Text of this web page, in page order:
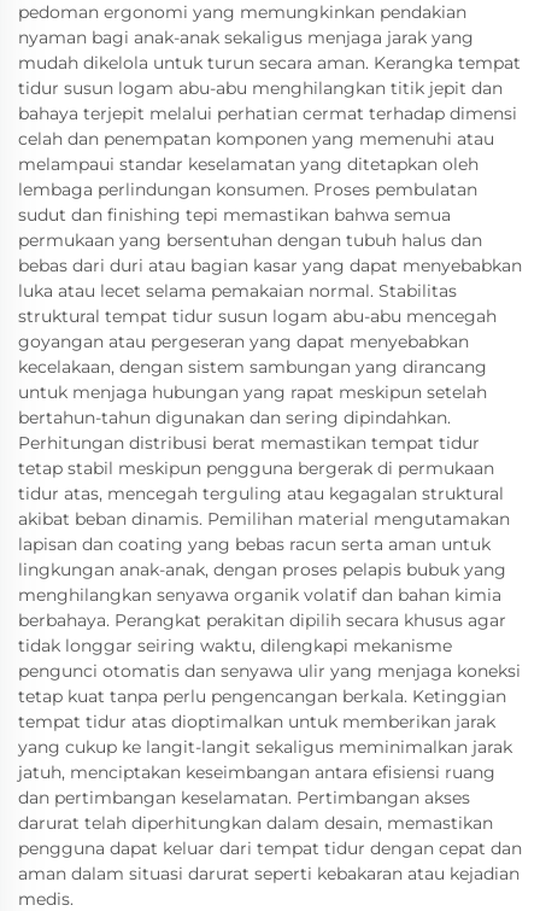
pedoman ergonomi yang memungkinkan pendakian
nyaman bagi anak-anak sekaligus menjaga jarak yang
mudah dikelola untuk turun secara aman. Kerangka tempat
tidur susun logam abu-abu menghilangkan titik jepit dan
bahaya terjepit melalui perhatian cermat terhadap dimensi
celah dan penempatan komponen yang memenuhi atau
melampaui standar keselamatan yang ditetapkan oleh
lembaga perlindungan konsumen. Proses pembulatan
sudut dan finishing tepi memastikan bahwa semua
permukaan yang bersentuhan dengan tubuh halus dan
bebas dari duri atau bagian kasar yang dapat menyebabkan
luka atau lecet selama pemakaian normal. Stabilitas
struktural tempat tidur susun logam abu-abu mencegah
goyangan atau pergeseran yang dapat menyebabkan
kecelakaan, dengan sistem sambungan yang dirancang
untuk menjaga hubungan yang rapat meskipun setelah
bertahun-tahun digunakan dan sering dipindahkan.
Perhitungan distribusi berat memastikan tempat tidur
tetap stabil meskipun pengguna bergerak di permukaan
tidur atas, mencegah terguling atau kegagalan struktural
akibat beban dinamis. Pemilihan material mengutamakan
lapisan dan coating yang bebas racun serta aman untuk
lingkungan anak-anak, dengan proses pelapis bubuk yang
menghilangkan senyawa organik volatif dan bahan kimia
berbahaya. Perangkat perakitan dipilih secara khusus agar
tidak longgar seiring waktu, dilengkapi mekanisme
pengunci otomatis dan senyawa ulir yang menjaga koneksi
tetap kuat tanpa perlu pengencangan berkala. Ketinggian
tempat tidur atas dioptimalkan untuk memberikan jarak
yang cukup ke langit-langit sekaligus meminimalkan jarak
jatuh, menciptakan keseimbangan antara efisiensi ruang
dan pertimbangan keselamatan. Pertimbangan akses
darurat telah diperhitungkan dalam desain, memastikan
pengguna dapat keluar dari tempat tidur dengan cepat dan
aman dalam situasi darurat seperti kebakaran atau kejadian
medis.